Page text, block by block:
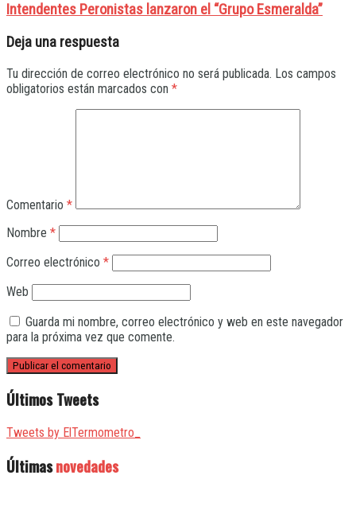
Intendentes Peronistas lanzaron el “Grupo Esmeralda”
Deja una respuesta
Tu dirección de correo electrónico no será publicada. Los campos
obligatorios están marcados con *
Comentario *
Nombre *
Correo electrónico *
Web
Guarda mi nombre, correo electrónico y web en este navegador
para la próxima vez que comente.
Últimos Tweets
Tweets by ElTermometro_
Últimasnovedades